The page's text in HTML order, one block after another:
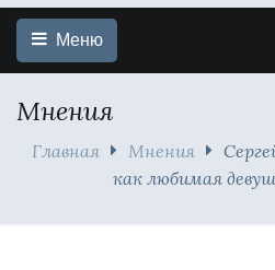
Меню
Мнения
Главная Мнения
как любимая